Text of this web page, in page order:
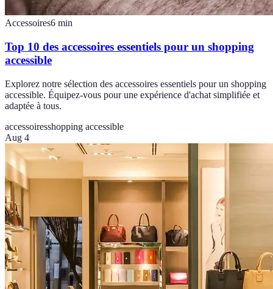
Accessoires6 min
Top 10 des accessoires essentiels pour un shopping
accessible
Explorez notre sélection des accessoires essentiels pour un shopping
accessible. Équipez-vous pour une expérience d'achat simplifiée et
adaptée à tous.
accessoiresshopping accessible
Aug 4